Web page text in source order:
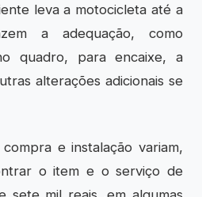
leva a motocicleta até a
a adequação, como
quadro, para encaixe, a
alterações adicionais se
e instalação variam,
o item e o serviço de